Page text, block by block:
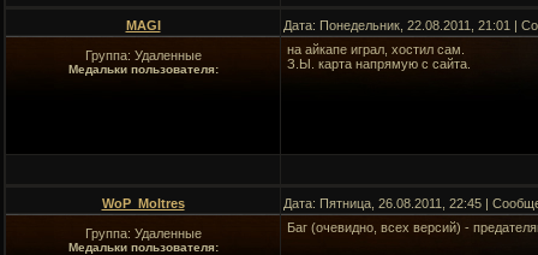
MAGI Дата: Понедельник, 22.08.2011, 21:01 |
Группа: Удаленные
Медальки пользователя:
на айкапе играл, хостил сам.
З.Ы. карта напрямую с сайта.
WoP_Moltres Дата: Пятница, 26.08.2011, 22:45 |
Группа: Удаленные
Медальки пользователя:
Баг (очевидно, всех версий) -